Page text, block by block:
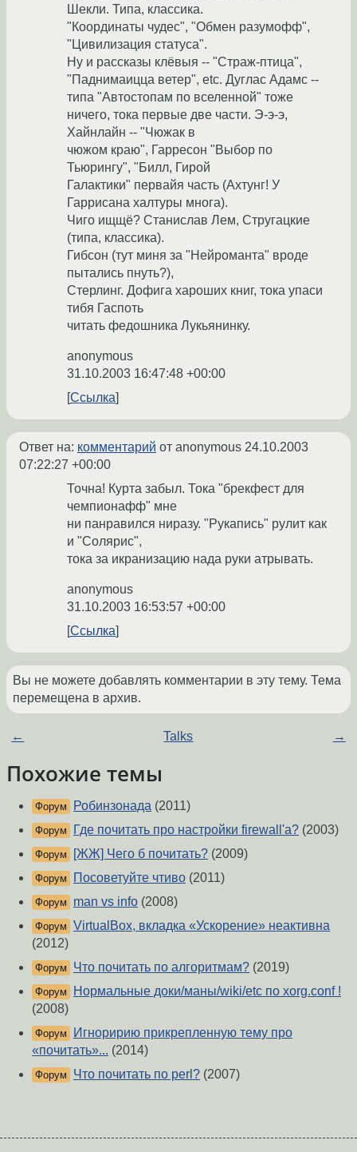
Шекли. Типа, классика.
"Координаты чудес", "Обмен разумофф",
"Цивилизация статуса".
Ну и рассказы клёвыя -- "Страж-птица",
"Паднимаицца ветер", etc. Дуглас Адамс --
типа "Автостопам по вселенной" тоже
ничего, тока первые две части. Э-э-э,
Хайнлайн -- "Чюжак в
чюжом краю", Гарресон "Выбор по
Тьюрингу", "Билл, Гирой
Галактики" первайя часть (Ахтунг! У
Гаррисана халтуры многа).
Чиго ищщё? Станислав Лем, Стругацкие
(типа, классика).
Гибсон (тут миня за "Нейроманта" вроде
пытались пнуть?),
Стерлинг. Дофига хароших книг, тока упаси
тибя Гаспоть
читать федошника Лукьянинку.
anonymous
31.10.2003 16:47:48 +00:00
Ссылка
Ответ на: комментарий от anonymous 24.10.2003
07:22:27 +00:00
Точна! Курта забыл. Тока "брекфест для
чемпионафф" мне
ни панравился ниразу. "Рукапись" рулит как
и "Солярис",
тока за икранизацию нада руки атрывать.
anonymous
31.10.2003 16:53:57 +00:00
Ссылка
Вы не можете добавлять комментарии в эту тему. Тема
перемещена в архив.
← Talks →
Похожие темы
Форум Робинзонада (2011)
Форум Где почитать про настройки firewall'a? (2003)
Форум [ЖЖ] Чего б почитать? (2009)
Форум Посоветуйте чтиво (2011)
Форум man vs info (2008)
Форум VirtualBox, вкладка «Ускорение» неактивна
(2012)
Форум Что почитать по алгоритмам? (2019)
Форум
Нормальные доки/маны/wiki/etc по xorg.conf !
(2008)
Форум
Игноририю прикрепленную тему про
«почитать»... (2014)
Форум Что почитать по perl? (2007)